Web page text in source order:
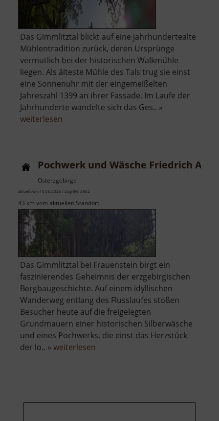
Das Gimmlitztal blickt auf eine jahrhundertealte
Mühlentradition zurück, deren Ursprünge
vermutlich bei der historischen Walkmühle
liegen. Als älteste Mühle des Tals trug sie einst
eine Sonnenuhr mit der eingemeißelten
Jahreszahl 1399 an ihrer Fassade. Im Laufe der
Jahrhunderte wandelte sich das Ges.. »
weiterlesen
Pochwerk und Wäsche Friedrich
Osterzgebirge
aktuell vom 10.06.2026 / Zugriffe: 2862
43 km vom aktuellen Standort
Das Gimmlitztal bei Frauenstein birgt ein
faszinierendes Geheimnis der erzgebirgischen
Bergbaugeschichte. Auf einem idyllischen
Wanderweg entlang des Flusslaufes stoßen
Besucher heute auf die freigelegten
Grundmauern einer historischen Silberwäsche
und eines Pochwerks, die einst das Herzstück
der lo.. » weiterlesen
August